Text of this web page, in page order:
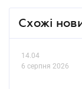
Схожі
14.04
6 серпня 2026